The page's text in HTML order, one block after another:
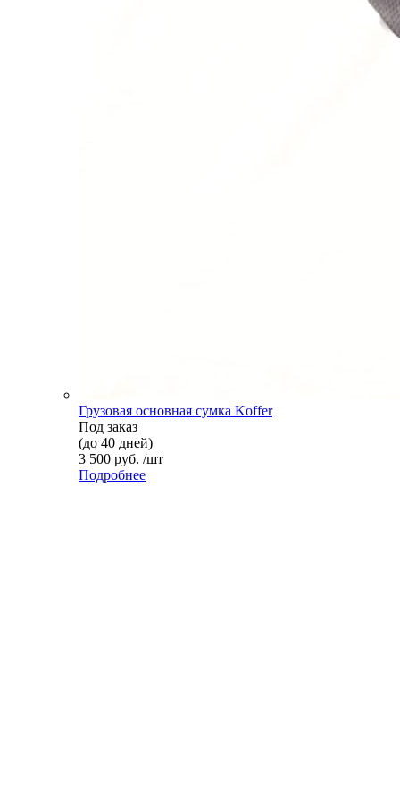
Грузовая основная сумка Koffer
Под заказ
(до 40 дней)
3 500 руб. /шт
Подробнее